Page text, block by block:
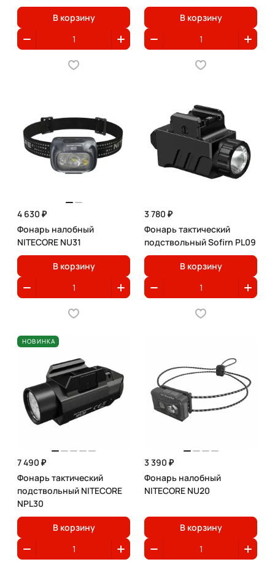
В корзину В корзину
4 630 ₽
Фонарь налобный
NITECORE NU31
В корзину
3 780 ₽
Фонарь тактический
подствольный Sofirn PL09
В корзину
НОВИНКА
7 490 ₽
Фонарь тактический
подствольный NITECORE
NPL30
В корзину
3 390 ₽
Фонарь налобный
NITECORE NU20
В корзину